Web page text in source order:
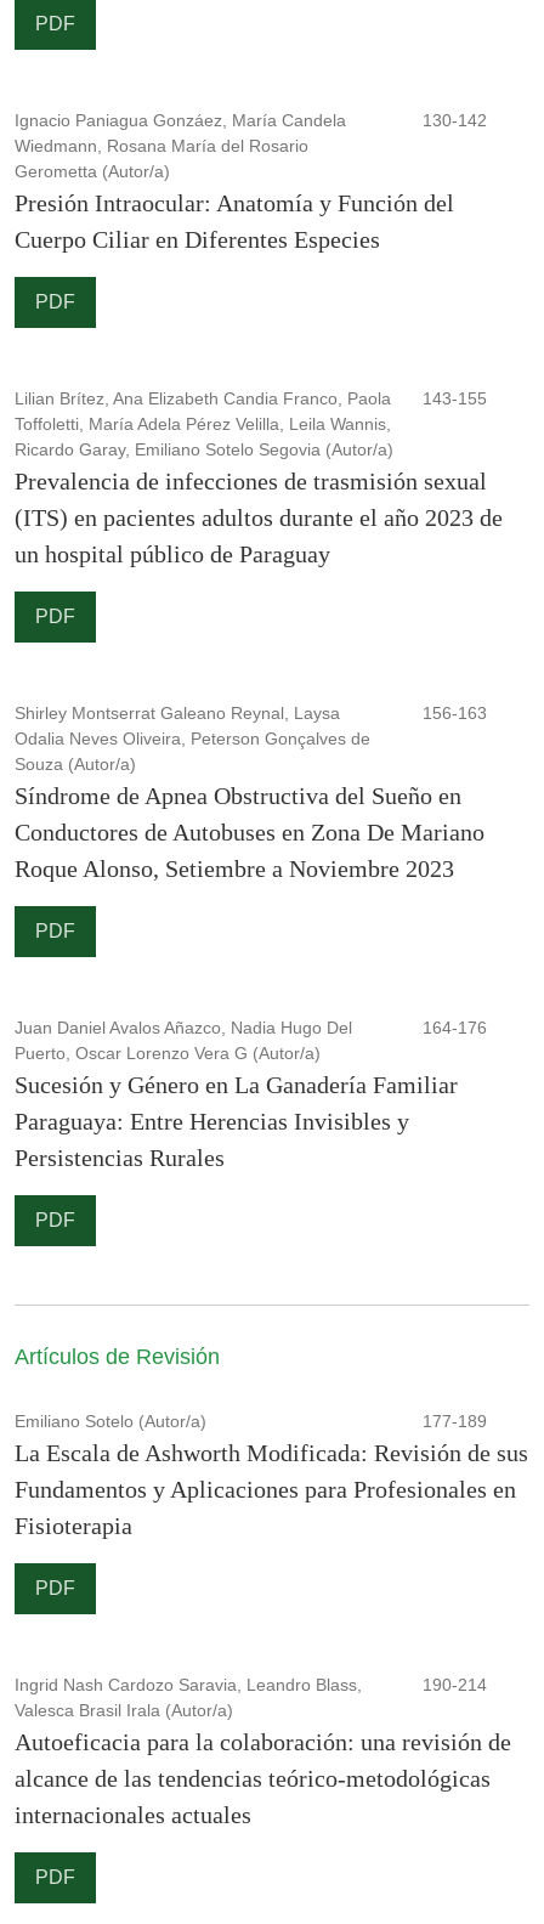
PDF
Ignacio Paniagua Gonzáez, María Candela
Wiedmann, Rosana María del Rosario
Gerometta (Autor/a)
130-142
Presión Intraocular: Anatomía y Función del
Cuerpo Ciliar en Diferentes Especies
PDF
Lilian Brítez, Ana Elizabeth Candia Franco, Paola
Toffoletti, María Adela Pérez Velilla, Leila Wannis,
Ricardo Garay, Emiliano Sotelo Segovia (Autor/a)
143-155
Prevalencia de infecciones de trasmisión sexual
(ITS) en pacientes adultos durante el año 2023 de
un hospital público de Paraguay
PDF
Shirley Montserrat Galeano Reynal, Laysa
Odalia Neves Oliveira, Peterson Gonçalves de
Souza (Autor/a)
156-163
Síndrome de Apnea Obstructiva del Sueño en
Conductores de Autobuses en Zona De Mariano
Roque Alonso, Setiembre a Noviembre 2023
PDF
Juan Daniel Avalos Añazco, Nadia Hugo Del
Puerto, Oscar Lorenzo Vera G (Autor/a)
164-176
Sucesión y Género en La Ganadería Familiar
Paraguaya: Entre Herencias Invisibles y
Persistencias Rurales
PDF
Artículos de Revisión
Emiliano Sotelo (Autor/a) 177-189
La Escala de Ashworth Modificada: Revisión de sus
Fundamentos y Aplicaciones para Profesionales en
Fisioterapia
PDF
Ingrid Nash Cardozo Saravia, Leandro Blass,
Valesca Brasil Irala (Autor/a)
190-214
Autoeficacia para la colaboración: una revisión de
alcance de las tendencias teórico-metodológicas
internacionales actuales
PDF